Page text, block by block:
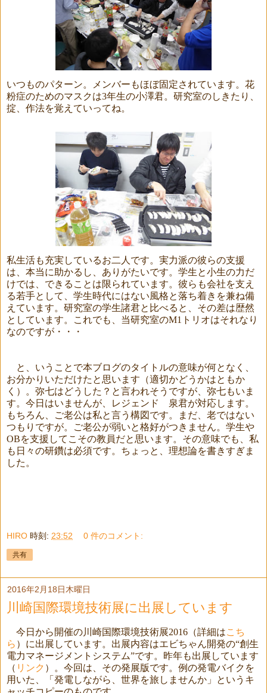
いつものパターン。メンバーもほぼ固定されています。花
粉症のためのマスクは3年生の小澤君。研究室のしきたり、
掟、作法を覚えていってね。
私生活も充実しているお二人です。実力派の彼らの支援
は、本当に助かるし、ありがたいです。学生と小生の力だ
けでは、できることは限られています。彼らも会社を支え
る若手として、学生時代にはない風格と落ち着きを兼ね備
えています。研究室の学生諸君と比べると、その差は歴然
としています。これでも、当研究室のM1 トリオはそれなり
なのですが・・・
と、いうことで本ブログのタイトルの意味が何となく、
お分かりいただけたと思います（適切かどうかはともか
く）。弥七はどうした？と言われそうですが、弥七もいま
す。今日はいませんが、レジェンド 泉君が対応します。
もちろん、ご老公は私と言う構図です。まだ、老ではない
つもりですが。ご老公が弱いと格好がつきません。学生や
OBを支援してこその教員だと思います。その意味でも、私
も日々の研鑽は必須です。ちょっと、理想論を書きすぎま
した。
HIRO 時刻: 23:52 0 件のコメント:
共有
2016年2月18日木曜日
川崎国際環境技術展に出展しています
今日から開催の川崎国際環境技術展2016 （詳細はこち
ら ）に出展しています。出展内容はエビちゃん開発の“創生
電力マネージメントシステム”です。昨年も出展しています
（ リンク ）。今回は、その発展版です。例の発電バイクを
用いた、「発電しながら、世界を旅しませんか」というキ